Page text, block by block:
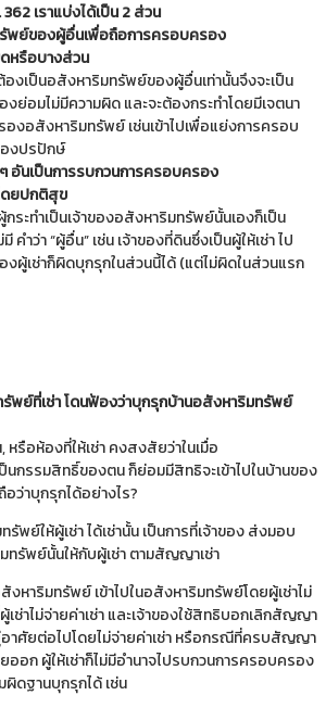
เราแบ่งได้เป็น 2 ส่วน
ทรัพย์ของผู้อื่นเพื่อถือการครอบครอง
หรือบางส่วน
งเป็นอสังหาริมทรัพย์ของผู้อื่นเท่านั้นจึงจะเป็น
งย่อมไม่มีความผิด และจะต้องกระทำโดยมีเจตนา
งอสังหาริมทรัพย์ เช่นเข้าไปเพื่อแย่งการครอบ
งปรปักษ์
ๆ อันเป็นการรบกวนการครอบครอง
ดยปกติสุข
ะทำเป็นเจ้าของอสังหาริมทรัพย์นั้นเองก็เป็น
คำว่า “ผู้อื่น” เช่น เจ้าของที่ดินซึ่งเป็นผู้ให้เช่า ไป
ผู้เช่าก็ผิดบุกรุกในส่วนนี้ได้ (แต่ไม่ผิดในส่วนแรก
รัพย์ที่เช่า โดนฟ้องว่าบุกรุกบ้านอสังหาริมทรัพย์
หรือห้องที่ให้เช่า คงสงสัยว่าในเมื่อ
นกรรมสิทธิ์ของตน ก็ย่อมมีสิทธิจะเข้าไปในบ้านของ
อว่าบุกรุกได้อย่างไร?
พย์ให้ผู้เช่า ได้เช่านั้น เป็นการที่เจ้าของ ส่งมอบ
รัพย์นั้นให้กับผู้เช่า ตามสัญญาเช่า
งหาริมทรัพย์ เข้าไปในอสังหาริมทรัพย์โดยผู้เช่าไม่
ช่าไม่จ่ายค่าเช่า และเจ้าของใช้สิทธิบอกเลิกสัญญา
อาศัยต่อไปโดยไม่จ่ายค่าเช่า หรือกรณีที่ครบสัญญา
ออก ผู้ให้เช่าก็ไม่มีอำนาจไปรบกวนการครอบครอง
ผิดฐานบุกรุกได้ เช่น